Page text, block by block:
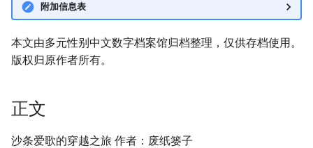
附加信息表
本文由多元性别中文数字档案馆归档整理，仅供存档使用。
版权归原作者所有。
正文
沙条爱歌的穿越之旅 作者：废纸篓子